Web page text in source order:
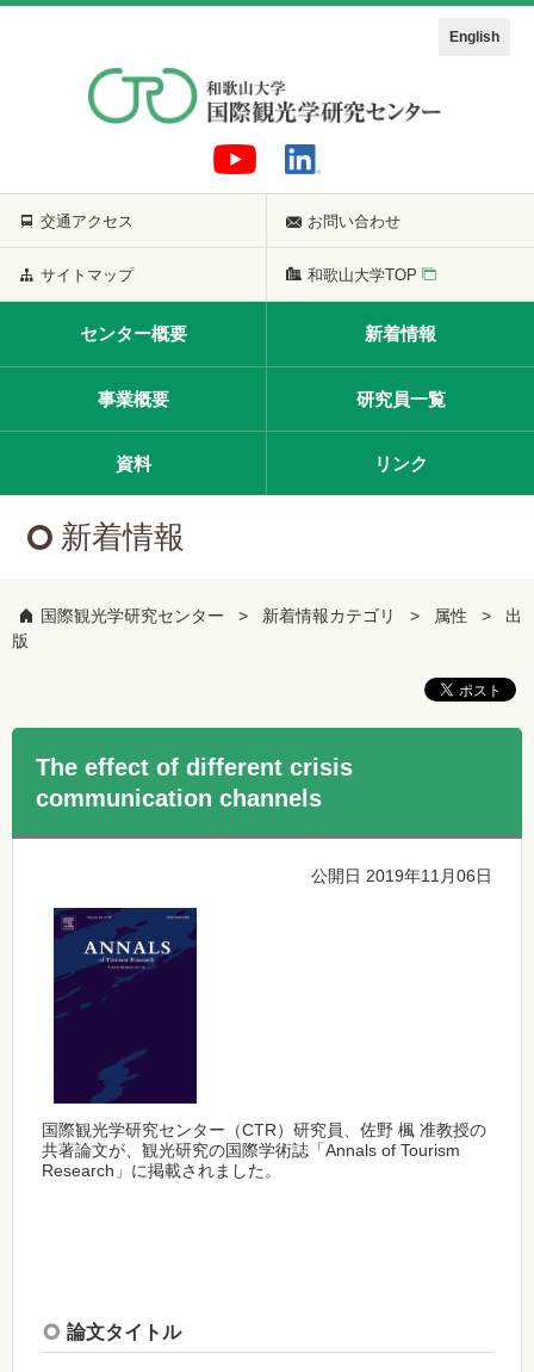
English
交通アクセス お問い合わせ
サイトマップ 和歌山大学TOP
センター概要 新着情報
事業概要 研究員一覧
資料 リンク
新着情報
国際観光学研究センター 新着情報カテゴリ 属性
出
版
The effect of different crisis
communication channels
公開日 2019年11月06日
国際観光学研究センター（CTR）研究員、佐野 楓 准教授の
共著論文が、観光研究の国際学術誌「Annals of Tourism
Research」に掲載されました。
論文タイトル